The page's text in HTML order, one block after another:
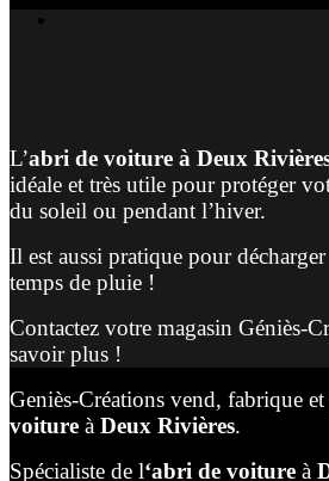
L’abri de voiture à Deux
idéale et très utile pour protéger
du soleil ou pendant l’hiver.
Il est aussi pratique pour
temps de pluie !
Contactez votre magasin Géniès-
savoir plus !
Geniès-Créations vend, fabrique
voiture à Deux Rivières.
Spécialiste de l‘abri de voiture à